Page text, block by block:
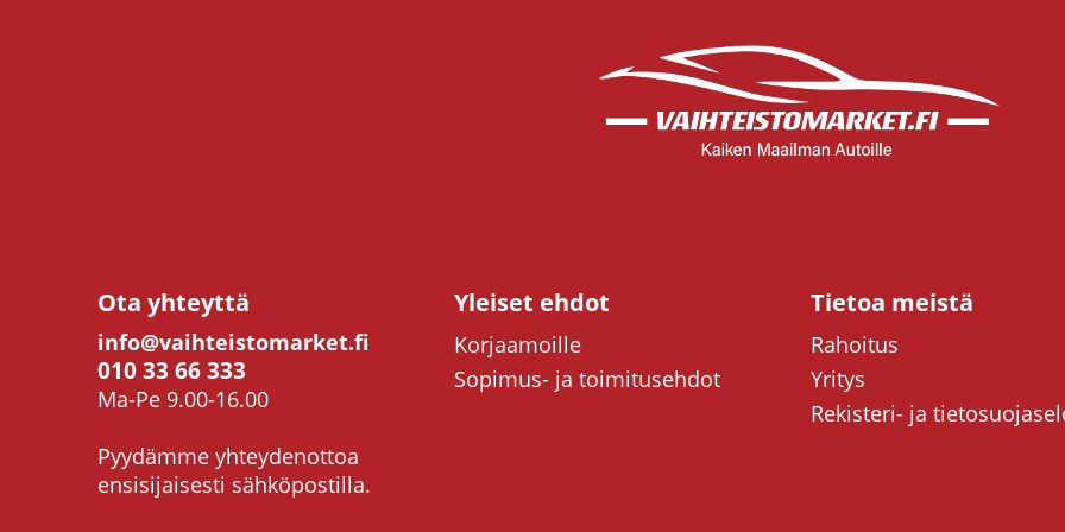
Ota yhteyttä
info@vaihteistomarket.fi
010 33 66 333
Ma-Pe 9.00-16.00
Pyydämme yhteydenottoa
ensisijaisesti sähköpostilla.
Yleiset ehdot
Korjaamoille
Sopimus- ja toimitusehdot
Tietoa meistä
Rahoitus
Yritys
Rekisteri- ja